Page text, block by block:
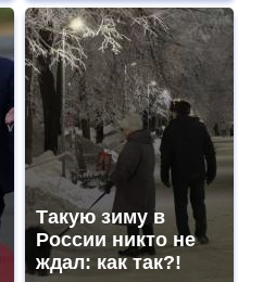
Такую зиму в
России никто не
ждал: как так?!